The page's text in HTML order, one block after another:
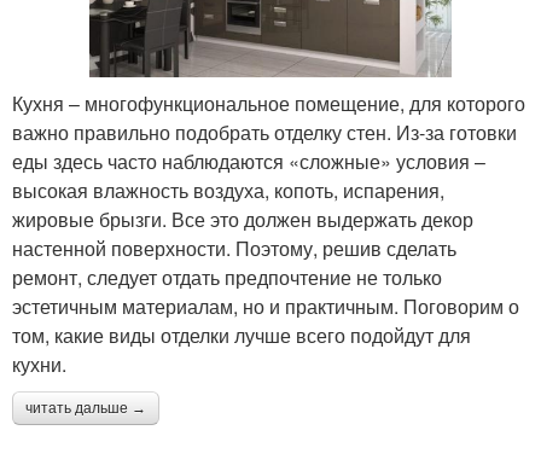
Кухня – многофункциональное помещение, для которого
важно правильно подобрать отделку стен. Из-за готовки
еды здесь часто наблюдаются «сложные» условия –
высокая влажность воздуха, копоть, испарения,
жировые брызги. Все это должен выдержать декор
настенной поверхности. Поэтому, решив сделать
ремонт, следует отдать предпочтение не только
эстетичным материалам, но и практичным. Поговорим о
том, какие виды отделки лучше всего подойдут для
кухни.
читать дальше →